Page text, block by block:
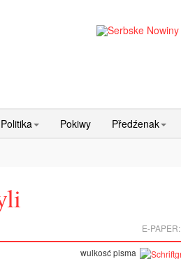
Politika Pokiwy Předźenak
E-PAPER:
wulkosć pisma